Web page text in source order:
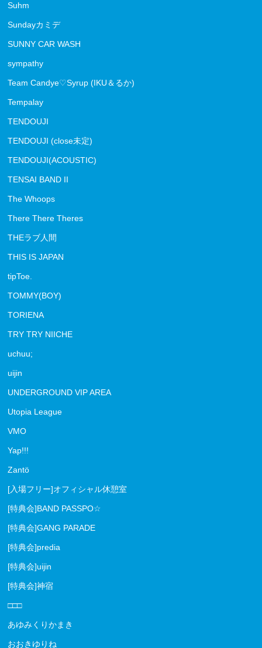
Suhm
Sundayカミデ
SUNNY CAR WASH
sympathy
Team Candye♡Syrup (IKU＆るか)
Tempalay
TENDOUJI
TENDOUJI (close未定)
TENDOUJI(ACOUSTIC)
TENSAI BAND II
The Whoops
There There Theres
THEラブ人間
THIS IS JAPAN
tipToe.
TOMMY(BOY)
TORIENA
TRY TRY NIICHE
uchuu;
uijin
UNDERGROUND VIP AREA
Utopia League
VMO
Yap!!!
Zantö
[入場フリー]オフィシャル休憩室
[特典会]BAND PASSPO☆
[特典会]GANG PARADE
[特典会]predia
[特典会]uijin
[特典会]神宿
□□□
あゆみくりかまき
おおきゆりね